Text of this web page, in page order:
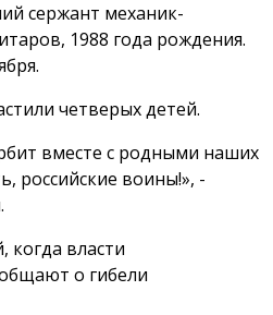
сержант механик-
1988 года рождения.
четверых детей.
вместе с родными наших
российские воины!», -
когда власти
о гибели